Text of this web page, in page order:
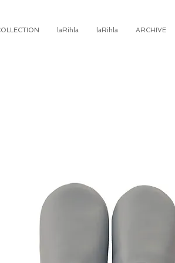
laRihla laRihla ARCHIVE